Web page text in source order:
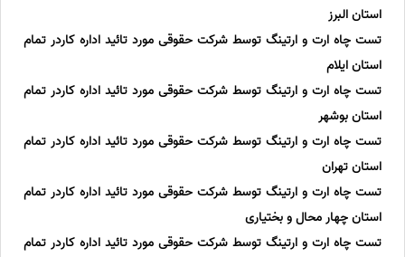
استان البرز
تست چاه ارت و ارتینگ توسط شرکت حقوقی مورد تائید اداره کاردر تمام
استان ایلام
تست چاه ارت و ارتینگ توسط شرکت حقوقی مورد تائید اداره کاردر تمام
استان بوشهر
تست چاه ارت و ارتینگ توسط شرکت حقوقی مورد تائید اداره کاردر تمام
استان تهران
تست چاه ارت و ارتینگ توسط شرکت حقوقی مورد تائید اداره کاردر تمام
استان چهار محال و بختیاری
تست چاه ارت و ارتینگ توسط شرکت حقوقی مورد تائید اداره کاردر تمام